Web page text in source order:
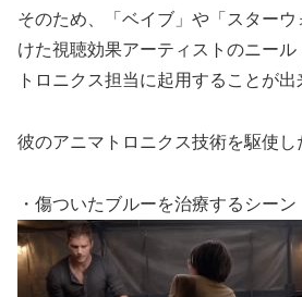
そのため、「ベイブ」や「スター
けた視聴効果アーティストのニー
トロニクス担当に起用することが出
彼のアニマトロニクス技術を駆使し
・傷ついたブルーを治療するシーン